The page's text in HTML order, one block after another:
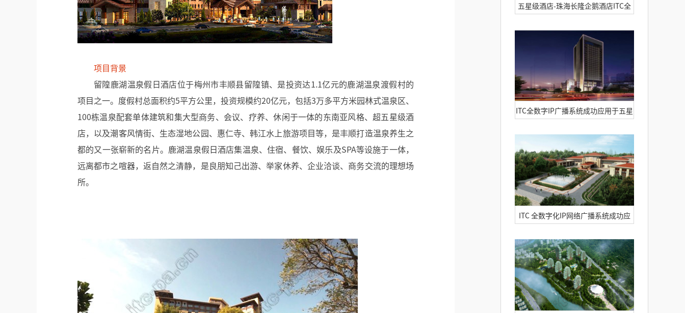
AI智慧无纸化会议系统
AI智慧演易通软件
AI智慧录播系统
庭审录播
智能AI会议纪要系列
智慧党建系列
项目背景
留隍鹿湖温泉假日酒店位于梅州市丰顺县留隍镇、是投资达1.1亿元的鹿湖温泉渡假村的
项目之一。 度假村总面积约5平方公里，投资规模约20亿元，包括3万多平方米园林式温泉区、
100栋温泉配套单体建筑和集大型商务、会议、疗养、休闲于一体的东南亚风格、超五星级酒
店，以及潮客风情街、生态湿地公园、惠仁寺、韩江水上旅游项目等，是丰顺打造温泉养生之
都的又一张崭新的名片。鹿湖温泉假日酒店集温泉、住宿、餐饮、娱乐及SPA等设施于一体，
远离都市之喧器，返自然之清静，是良朋知己出游、举家休养、企业洽谈、商务交流的理想场
所。
五星级酒店-珠海长隆企鹅酒店ITC全
ITC全数字IP广播系统成功应用于五星
ITC 全数字化IP网络广播系统成功应